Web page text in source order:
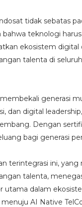
tidak sebatas
teknologi
ekosistem digital
talenta di
generasi
dan digital
Dengan
bagi generasi
terintegrasi ini,
talenta,
utama dalam
AI Native